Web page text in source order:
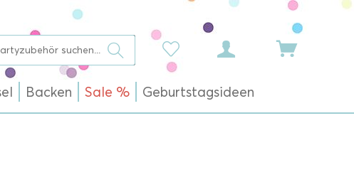
Backen Sale % Geburtstagsideen